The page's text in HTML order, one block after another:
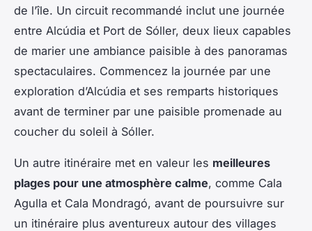
de l’île. Un circuit recommandé inclut une journée
entre Alcúdia et Port de Sóller, deux lieux capables
de marier une ambiance paisible à des panoramas
spectaculaires. Commencez la journée par une
exploration d’Alcúdia et ses remparts historiques
avant de terminer par une paisible promenade au
coucher du soleil à Sóller.
Un autre itinéraire met en valeur les meilleures
plages pour une atmosphère calme, comme Cala
Agulla et Cala Mondragó, avant de poursuivre sur
un itinéraire plus aventureux autour des villages